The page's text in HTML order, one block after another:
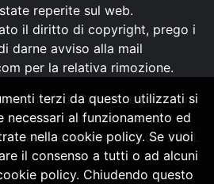
reperite sul web.
il diritto di copyright, prego i
darne avviso alla mail
per la relativa rimozione.
di Calcioline.com non
copiati o riprodotti, senza
della normativa n.29 del 2001.
terzi da questo utilizzati si
al funzionamento ed
nella cookie policy. Se vuoi
il consenso a tutti o ad alcuni
policy. Chiudendo questo